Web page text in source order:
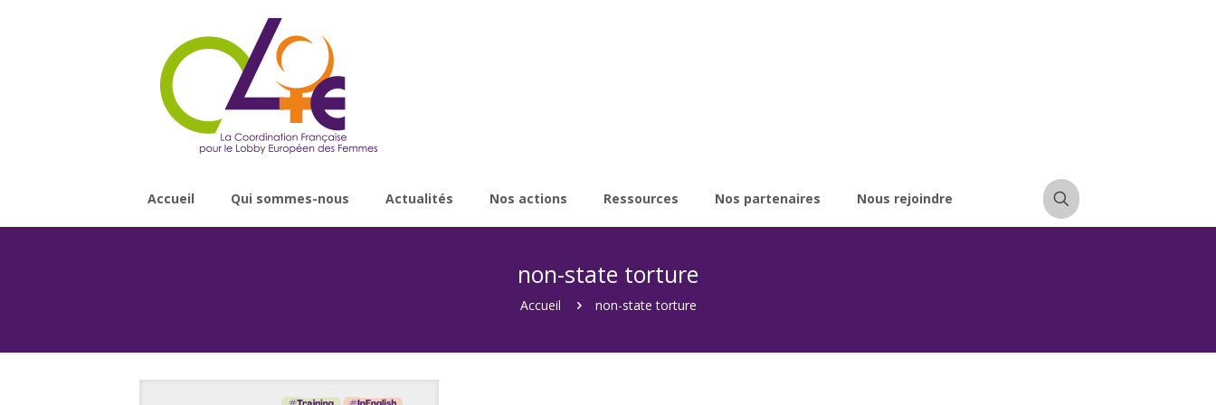
Accueil Qui sommes-nous Actualités Nos actions Ressources Nos partenaires Nous rejoindre
non-state torture
Accueil non-state torture